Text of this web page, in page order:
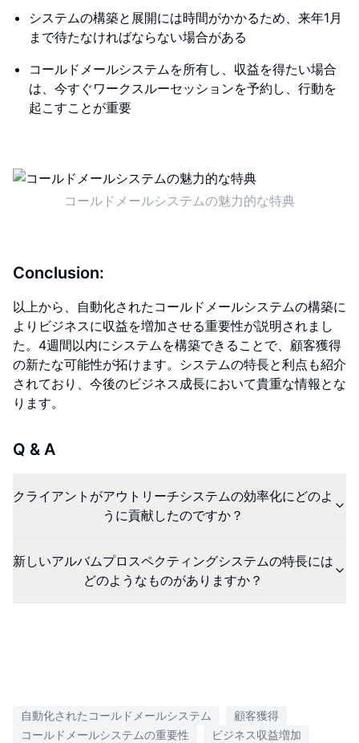
システムの構築と展開には時間がかかるため、来年1月
まで待たなければならない場合がある
コールドメールシステムを所有し、収益を得たい場合
は、今すぐワークスルーセッションを予約し、行動を
起こすことが重要
コールドメールシステムの魅力的な特典
Conclusion:
以上から、自動化されたコールドメールシステムの構築に
よりビジネスに収益を増加させる重要性が説明されまし
た。4週間以内にシステムを構築できることで、顧客獲得
の新たな可能性が拓けます。システムの特長と利点も紹介
されており、今後のビジネス成長において貴重な情報とな
ります。
Q & A
クライアントがアウトリーチシステムの効率化にどのよ
うに貢献したのですか？
新しいアルバムプロスペクティングシステムの特長には
どのようなものがありますか？
自動化されたコールドメールシステム
顧客獲得
コールドメールシステムの重要性
ビジネス収益増加